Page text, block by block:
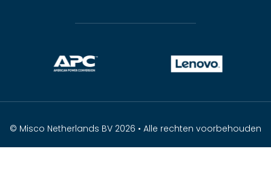
© Misco Netherlands BV 2026 • Alle rechten voorbehouden